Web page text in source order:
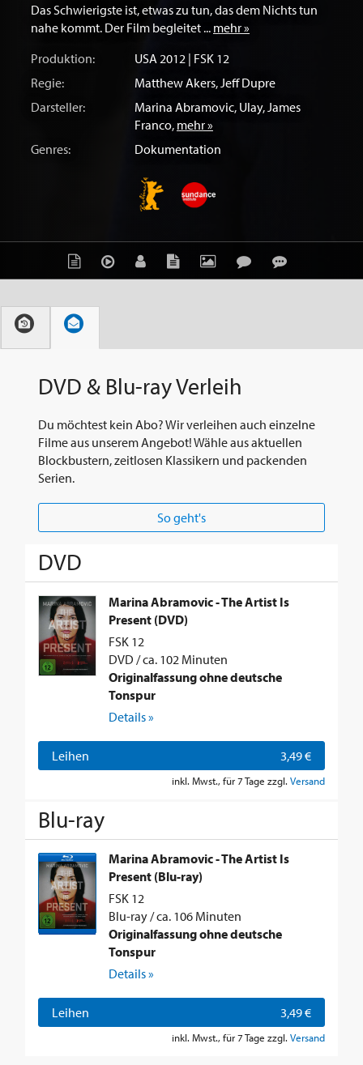
Das Schwierigste ist, etwas zu tun, das dem Nichts tun
nahe kommt. Der Film begleitet ... mehr »
Produktion:
USA 2012 | FSK 12
Regie:
Matthew Akers, Jeff Dupre
Darsteller:
Marina Abramovic, Ulay, James
Franco, mehr »
Genres:
Dokumentation
DVD & Blu-ray Verleih
Du möchtest kein Abo? Wir verleihen auch einzelne
Filme aus unserem Angebot! Wähle aus aktuellen
Blockbustern, zeitlosen Klassikern und packenden
Serien.
So geht's
DVD
Marina Abramovic - The Artist Is
Present (DVD)
FSK 12
DVD / ca. 102 Minuten
Originalfassung ohne deutsche
Tonspur
Details »
Leihen 3,49 €
inkl. Mwst., für 7 Tage zzgl. Versand
Blu-ray
Marina Abramovic - The Artist Is
Present (Blu-ray)
FSK 12
Blu-ray / ca. 106 Minuten
Originalfassung ohne deutsche
Tonspur
Details »
Leihen 3,49 €
inkl. Mwst., für 7 Tage zzgl. Versand